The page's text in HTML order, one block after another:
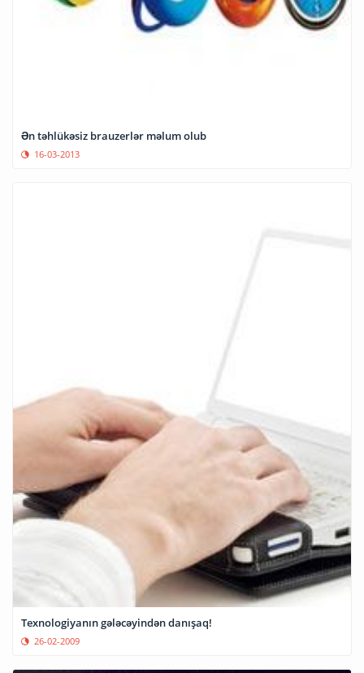
Ən təhlükəsiz brauzerlər məlum olub
16-03-2013
Texnologiyanın gələcəyindən danışaq!
26-02-2009